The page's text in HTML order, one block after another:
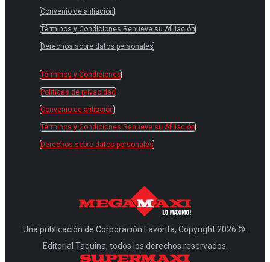
Convenio de afiliación
Términos y Condiciones Renueve su Afiliación
Derechos sobre datos personales
Términos y Condiciones
Políticas de privacidad
Convenio de afiliación
Términos y Condiciones Renueve su Afiliación
Derechos sobre datos personales
Una publicación de Corporación Favorita, Copyright 2026 ©.
Editorial Taquina, todos los derechos reservados.